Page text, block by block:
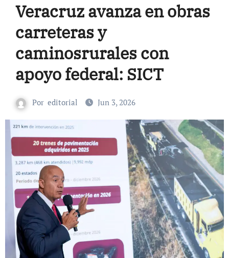
Veracruz avanza en obras
carreteras y
caminosrurales con
apoyo federal: SICT
Por editorial Jun 3, 2026